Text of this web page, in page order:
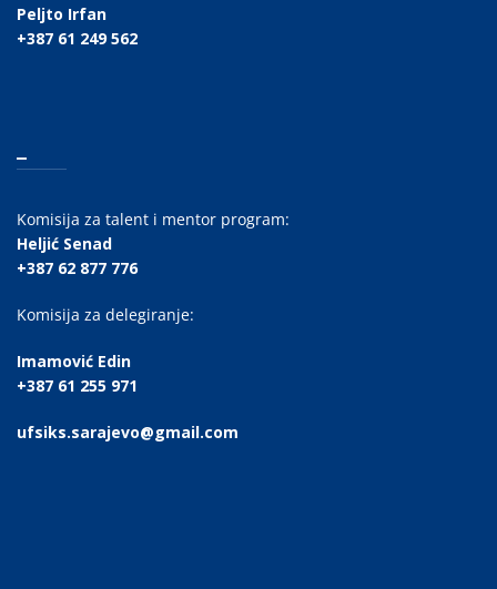
Peljto Irfan
+387 61 249 562
Komisija za talent i mentor program:
Heljić Senad
+387 62 877 776
Komisija za delegiranje:
Imamović Edin
+387 61 255 971
ufsiks.sarajevo@gmail.com